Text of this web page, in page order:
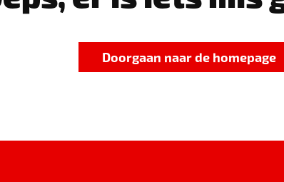
Doorgaan naar de homepage